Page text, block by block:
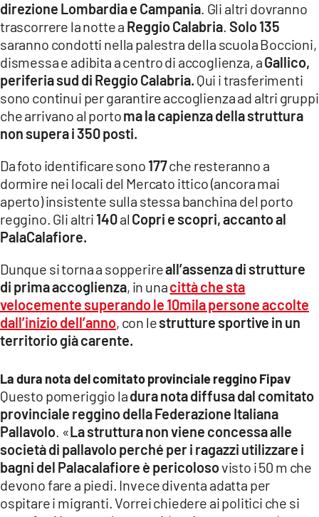
direzione Lombardia e Campania . Gli altri dovranno
trascorrere la notte a Reggio Calabria Solo 135
saranno condotti nella palestra della scuola Boccioni,
dismessa e adibita a centro di accoglienza, aGallico,
periferia sud di Reggio Calabria. Qui i trasferimenti
sono continui per garantire accoglienza ad altri gruppi
che arrivano al portoma la capienza della struttura
non supera i 350 posti.
Da foto identificare sono 177che resteranno a
dormire nei locali del Mercato ittico (ancora mai
aperto) insistente sulla stessa banchina del porto
reggino. Gli altri 140al Copri e scopri, accanto al
PalaCalafiore.
Dunque si torna a sopperireall’assenza di strutture
di prima accoglienza, in unacittà che sta
velocemente superandole 10mila persone accolte
dall’inizio dell’anno, con lestrutture sportive in un
territorio già carente.
La dura nota del comitato provinciale reggino Fipav
Questo pomeriggio ladura nota diffusa dal comitato
provinciale reggino della Federazione Italiana
Pallavolo . «La struttura non viene concessa alle
società di pallavolo perché per i ragazzi utilizzare i
bagni del Palacalafiore è pericolosovisto i 50 m che
devono fare a piedi. Invece diventa adatta per
ospitare i migranti. Vorrei chiedere ai politici che si